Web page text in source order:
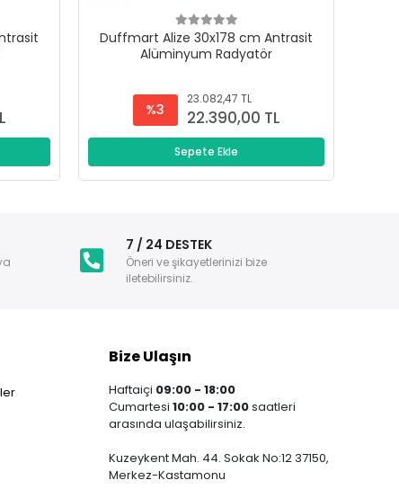
Duffmart Alize 30x178 cm Antrasit
Alüminyum Radyatör
%3
23.082,47 TL
22.390,00 TL
Sepete Ekle
7 / 24 DESTEK
Öneri ve şikayetlerinizi bize
iletebilirsiniz.
Bize Ulaşın
Haftaiçi 09:00 - 18:00
Cumartesi 10:00 - 17:00saatleri
arasında ulaşabilirsiniz.
Kuzeykent Mah. 44. Sokak No:12 37150,
Merkez-Kastamonu